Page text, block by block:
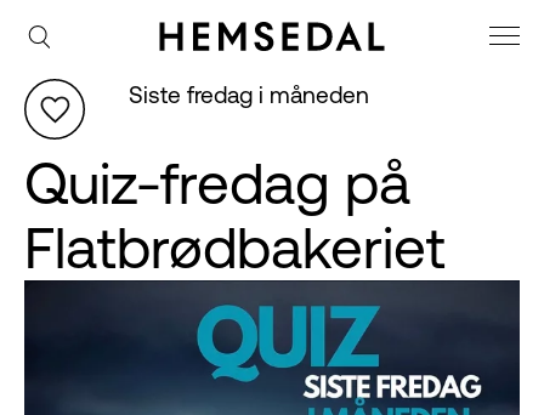
Siste fredag i måneden
Quiz-fredag på
Flatbrødbakeriet